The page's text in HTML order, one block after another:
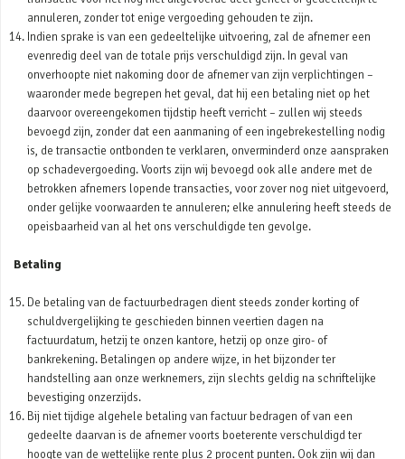
annuleren, zonder tot enige vergoeding gehouden te zijn.
Indien sprake is van een gedeeltelijke uitvoering, zal de afnemer een
evenredig deel van de totale prijs verschuldigd zijn. In geval van
onverhoopte niet nakoming door de afnemer van zijn verplichtingen –
waaronder mede begrepen het geval, dat hij een betaling niet op het
daarvoor overeengekomen tijdstip heeft verricht – zullen wij steeds
bevoegd zijn, zonder dat een aanmaning of een ingebrekestelling nodig
is, de transactie ontbonden te verklaren, onverminderd onze aanspraken
op schadevergoeding. Voorts zijn wij bevoegd ook alle andere met de
betrokken afnemers lopende transacties, voor zover nog niet uitgevoerd,
onder gelijke voorwaarden te annuleren; elke annulering heeft steeds de
opeisbaarheid van al het ons verschuldigde ten gevolge.
Betaling
De betaling van de factuurbedragen dient steeds zonder korting of
schuldvergelijking te geschieden binnen veertien dagen na
factuurdatum, hetzij te onzen kantore, hetzij op onze giro- of
bankrekening. Betalingen op andere wijze, in het bijzonder ter
handstelling aan onze werknemers, zijn slechts geldig na schriftelijke
bevestiging onzerzijds.
Bij niet tijdige algehele betaling van factuur bedragen of van een
gedeelte daarvan is de afnemer voorts boeterente verschuldigd ter
hoogte van de wettelijke rente plus 2 procent punten. Ook zijn wij dan